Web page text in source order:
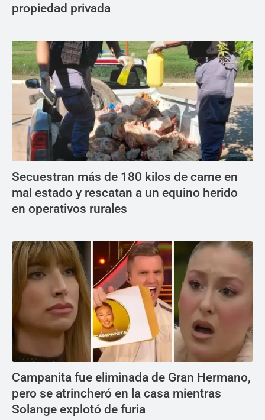
propiedad privada
Secuestran más de 180 kilos de carne en
mal estado y rescatan a un equino herido
en operativos rurales
Campanita fue eliminada de Gran Hermano,
pero se atrincheró en la casa mientras
Solange explotó de furia